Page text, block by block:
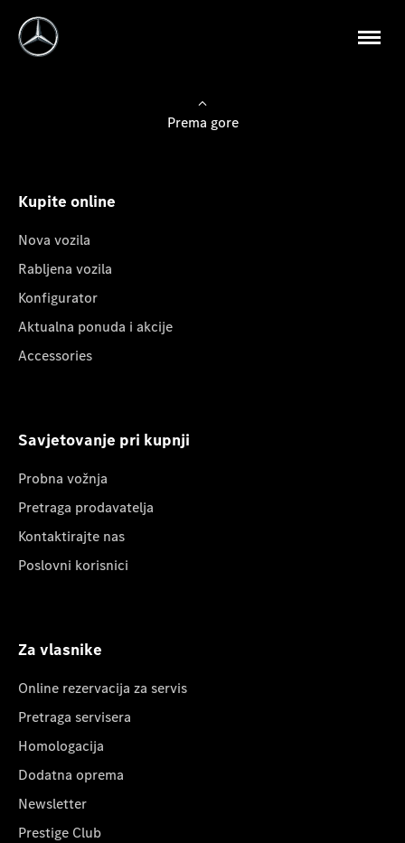
Prema gore
Kupite online
Nova vozila
Rabljena vozila
Konfigurator
Aktualna ponuda i akcije
Accessories
Savjetovanje pri kupnji
Probna vožnja
Pretraga prodavatelja
Kontaktirajte nas
Poslovni korisnici
Za vlasnike
Online rezervacija za servis
Pretraga servisera
Homologacija
Dodatna oprema
Newsletter
Prestige Club